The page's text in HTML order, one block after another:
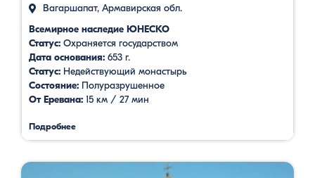
Вагаршапат, Армавирская обл.
Всемирное наследие ЮНЕСКО
Статус: Охраняется государством
Дата основания: 653 г.
Статус: Недействующий монастырь
Состояние: Полуразрушенное
От Еревана: 15 км / 27 мин
Подробнее